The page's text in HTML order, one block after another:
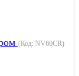
(Код: NV60CR)